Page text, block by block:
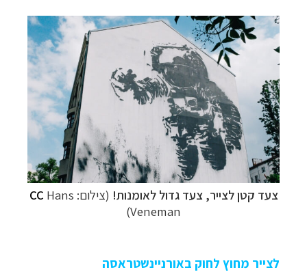
צעד קטן לצייר, צעד גדול לאומנות! (צילום: CC Hans
Veneman)
לצייר מחוץ לחוק באורניינשטראסה